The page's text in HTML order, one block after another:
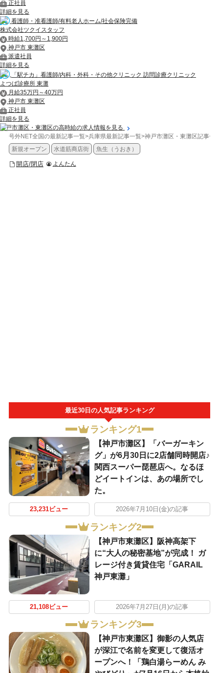
正社員
詳細を見る
看護師・准看護師/有料老人ホーム/社会保険完備
株式会社ツクイスタッフ
時給1,700円～1,900円
神戸市 東灘区
派遣社員
詳細を見る
「駅チカ」看護師/内科・外科・その他クリニック 訪問診療クリニック
よつば診療所 東灘
月給35万円～40万円
神戸市 東灘区
正社員
詳細を見る
神戸市灘区・東灘区の高時給の求人情報を見る
号外NET全国の最新記事一覧>兵庫県最新記事一覧>神戸市灘区・東灘区記事一
新規オープン
水道筋商店街 魚生（うおき）
開店/閉店 よんたん
最近30日の人気記事ランキング
ランキング1
【神戸市灘区】「バーガーキン
グ」が6月30日に2店舗同時開店♪
関西スーパー琵琶店へ。なるほ
どイートインは、あの場所でし
た。
23,231ビュー 2026年7月10日(金)の記事
ランキング2
【神戸市東灘区】阪神高架下
に“大人の秘密基地”が完成！ ガ
レージ付き賃貸住宅「GARAIL
神戸東灘」
21,108ビュー 2026年7月27日(月)の記事
ランキング3
【神戸市東灘区】御影の人気店
が深江で名前を変更して復活オ
ープンへ！「鶏白湯らーめん み